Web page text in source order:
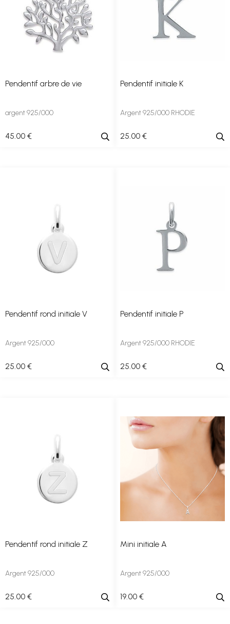
Pendentif arbre de vie
argent 925/000
45.00 €
Pendentif initiale K
Argent 925/000 RHODIE
25.00 €
Pendentif rond initiale V
Argent 925/000
25.00 €
Pendentif initiale P
Argent 925/000 RHODIE
25.00 €
Pendentif rond initiale Z
Argent 925/000
25.00 €
Mini initiale A
Argent 925/000
19.00 €